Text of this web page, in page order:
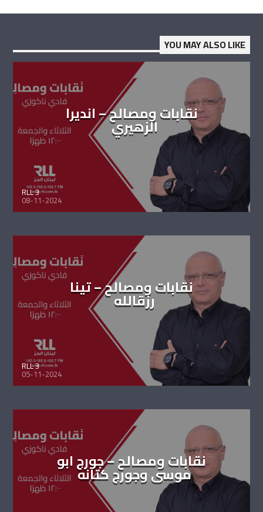
YOU MAY ALSO LIKE
نقابات ومصالح – انديرا
الزهيري
RLL 3
08-11-2024
نقابات ومصالح – تينا
رزقالله
RLL 3
05-11-2024
نقابات ومصالح – جورج ابو
موسى وجورج كتانه